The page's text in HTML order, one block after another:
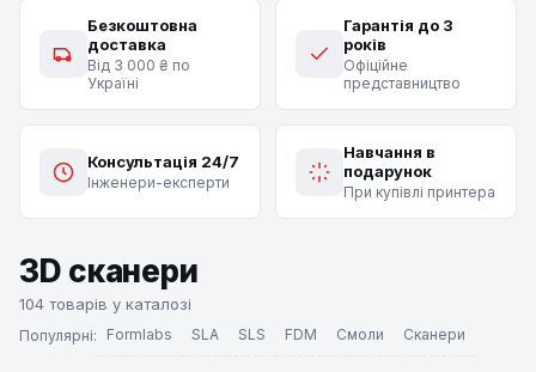
Безкоштовна
доставка
Від 3 000 ₴ по
Україні
Гарантія до 3
років
Офіційне
представництво
Консультація 24/7
Інженери-експерти
Навчання в
подарунок
При купівлі принтера
3D сканери
104 товарів у каталозі
Популярні: Formlabs SLA SLS FDM Смоли Сканери